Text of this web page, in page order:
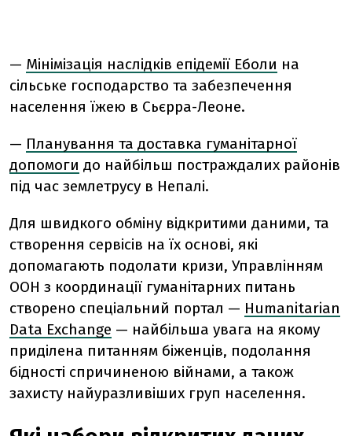
— Мінімізація наслідків епідемії Еболи на
сільське господарство та забезпечення
населення їжею в Сьєрра-Леоне.
— Планування та доставка гуманітарної
допомоги до найбільш постраждалих районів
під час землетрусу в Непалі.
Для швидкого обміну відкритими даними, та
створення сервісів на їх основі, які
допомагають подолати кризи, Управлінням
ООН з координації гуманітарних питань
створено спеціальний портал — Humanitarian
Data Exchange — найбільша увага на якому
приділена питанням біженців, подолання
бідності спричиненою війнами, а також
захисту найуразливіших груп населення.